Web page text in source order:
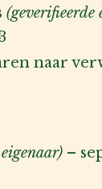
(geverifieerde
naar
–